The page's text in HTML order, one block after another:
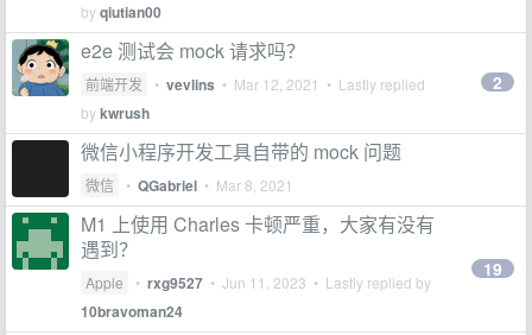
byqiutian00
e2e 测试会 mock 请求吗？
前端开发 • vevlins • Mar 12, 2021 • Lastly replied
bykwrush
2
微信小程序开发工具自带的 mock 问题
微信 • QGabriel • Mar 8, 2021
M1 上使用 Charles 卡顿严重，大家有没有
遇到？
Apple • rxg9527 • Jun 11, 2023 • Lastly replied by
10bravoman24
19